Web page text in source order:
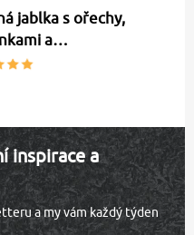
jablka s ořechy,
a…
inspirace a
a my vám každý týden